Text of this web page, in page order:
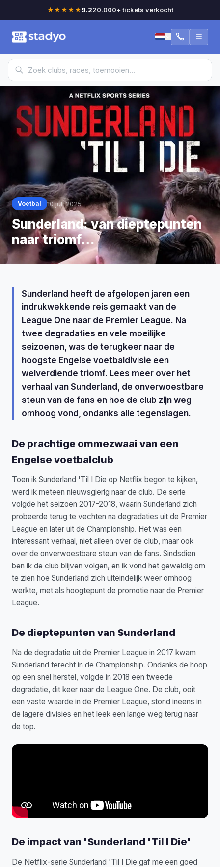
★★★★★9.220.000+ tickets verkocht
Voetbal 10 juli 2025
Sunderland: van dieptepunten
naar triomf…
Sunderland heeft de afgelopen jaren een
indrukwekkende reis gemaakt van de
League One naar de Premier League. Na
twee degradaties en vele moeilijke
seizoenen, was de terugkeer naar de
hoogste Engelse voetbaldivisie een
welverdiende triomf. Lees meer over het
verhaal van Sunderland, de onverwoestbare
steun van de fans en hoe de club zijn weg
omhoog vond, ondanks alle tegenslagen.
De prachtige ommezwaai van een
Engelse voetbalclub
Toen ik Sunderland 'Til I Die op Netflix begon te kijken,
werd ik meteen nieuwsgierig naar de club. De serie
volgde het seizoen 2017-2018, waarin Sunderland zich
probeerde terug te vechten na degradaties uit de Premier
League en later uit de Championship. Het was een
interessant verhaal, niet alleen over de club, maar ook
over de onverwoestbare steun van de fans. Sindsdien
ben ik de club blijven volgen, en ik vond het geweldig om
te zien hoe Sunderland zich uiteindelijk weer omhoog
werkte, met als hoogtepunt de promotie naar de Premier
League.
De dieptepunten van Sunderland
Na de degradatie uit de Premier League in 2017 kwam
Sunderland terecht in de Championship. Ondanks de hoop
op een snel herstel, volgde in 2018 een tweede
degradatie, dit keer naar de League One. De club, ooit
een vaste waarde in de Premier League, stond ineens in
de lagere divisies en het leek een lange weg terug naar
de top.
De impact van 'Sunderland 'Til I Die'
De Netflix-serie Sunderland 'Til I Die gaf me een goed